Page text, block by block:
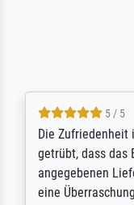
4.7 / 5
Äußerst hohe
Preisen, sehr faire
aufmerksamer
wird nochmals